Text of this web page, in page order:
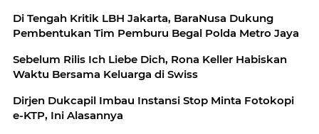
Di Tengah Kritik LBH Jakarta, BaraNusa Dukung
Pembentukan Tim Pemburu Begal Polda Metro Jaya
Sebelum Rilis Ich Liebe Dich, Rona Keller Habiskan
Waktu Bersama Keluarga di Swiss
Dirjen Dukcapil Imbau Instansi Stop Minta Fotokopi
e-KTP, Ini Alasannya